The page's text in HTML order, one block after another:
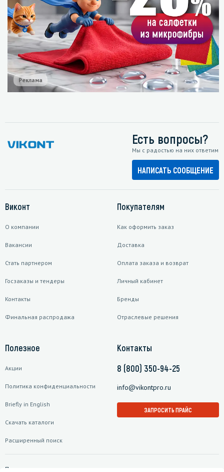
Реклама
Есть вопросы?
Мы с радостью на них ответим
НАПИСАТЬ СООБЩЕНИЕ
Виконт
О компании
Вакансии
Стать партнером
Госзаказы и тендеры
Контакты
Финальная распродажа
Покупателям
Как оформить заказ
Доставка
Оплата заказа и возврат
Личный кабинет
Бренды
Отраслевые решения
Полезное
Акции
Политика конфиденциальности
Briefly in English
Скачать каталоги
Расширенный поиск
Контакты
8 (800) 350-94-25
info@vikontpro.ru
ЗАПРОСИТЬ ПРАЙС
Подписаться на рассылку